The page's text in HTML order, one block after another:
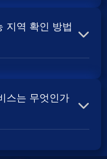
과 조건은 카드사 및
인
지역 확인 방법
상품 및 속도를 확
종류(광랜, FTTH 등)
스는 무엇인가